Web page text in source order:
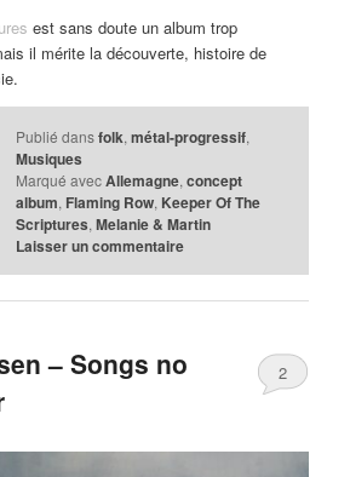
est sans doute un album trop
il mérite la découverte, histoire de
Publié dans folk, métal-progressif,
Musiques
Marqué avec Allemagne, concept
album, Flaming Row, Keeper Of The
Scriptures, Melanie & Martin
Laisser un commentaire
– Songs no
2